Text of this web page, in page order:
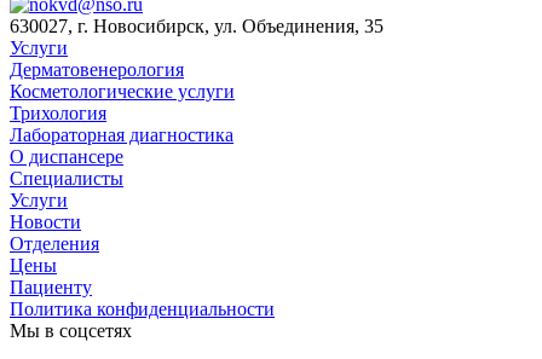
630027, г. Новосибирск, ул. Объединения, 35
Услуги
Дерматовенерология
Косметологические услуги
Трихология
Лабораторная диагностика
О диспансере
Специалисты
Услуги
Новости
Отделения
Цены
Пациенту
Политика конфиденциальности
Мы в соцсетях